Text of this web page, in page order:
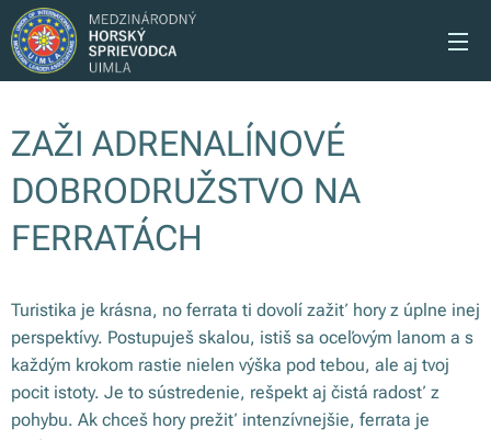
ZAŽI ADRENALÍNOVÉ
DOBRODRUŽSTVO NA
FERRATÁCH
Turistika je krásna, no ferrata ti dovolí zažiť hory z úplne inej
perspektívy. Postupuješ skalou, istiš sa oceľovým lanom a s
každým krokom rastie nielen výška pod tebou, ale aj tvoj
pocit istoty. Je to sústredenie, rešpekt aj čistá radosť z
pohybu. Ak chceš hory prežiť intenzívnejšie, ferrata je